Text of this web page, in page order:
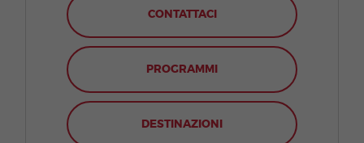
CONTATTACI
PROGRAMMI
DESTINAZIONI